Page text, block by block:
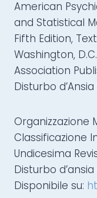
American
and Statistical
Fifth Edition,
Washington,
Association
Disturbo
Organizzazione
Classificazione
Undicesima
Disturbo d’ansia
Disponibile su: